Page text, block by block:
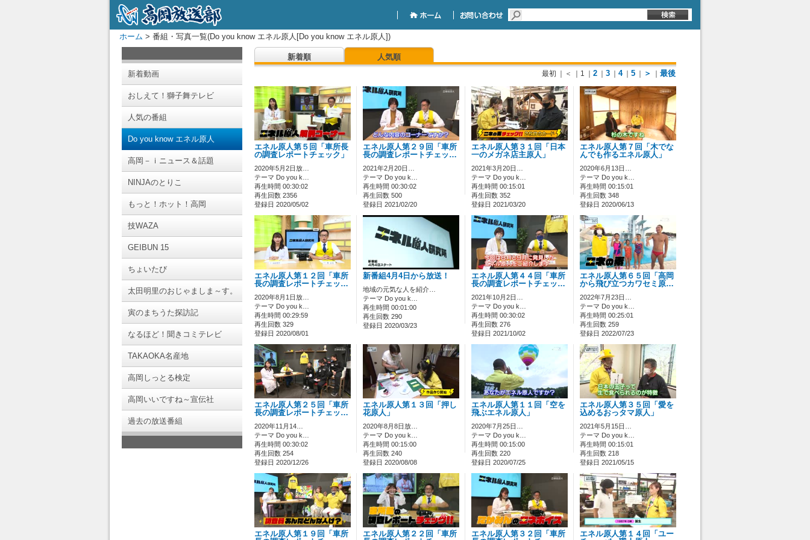
ホーム > 番組・写真一覧(Do you know エネル原人[Do you know エネル原人])
新着動画
おしえて！獅子舞テレビ
人気の番組
Do you know エネル原人
高岡－ｉニュース＆話題
NINJAのとりこ
もっと！ホット！高岡
技WAZA
GEIBUN 15
ちょいたび
太田明里のおじゃましま～す。
寅のまちうた探訪記
なるほど！聞きコミテレビ
TAKAOKA名産地
高岡しっとる検定
高岡いいですね～宣伝社
過去の放送番組
新着順 人気順
最初 ｜＜ ｜1 2 3 4 5 ＞ 最後
エネル原人第５回「車所長
の調査レポートチェック」
2020年5月2日放…
テーマ Do you k…
再生時間 00:30:02
再生回数 2356
登録日 2020/05/02
エネル原人第２９回「車所
長の調査レポートチェッ…
2021年2月20日…
テーマ Do you k…
再生時間 00:30:02
再生回数 500
登録日 2021/02/20
エネル原人第３１回「日本
一のメガネ店主原人」
2021年3月20日…
テーマ Do you k…
再生時間 00:15:01
再生回数 352
登録日 2021/03/20
エネル原人第７回「木でな
んでも作るエネル原人」
2020年6月13日…
テーマ Do you k…
再生時間 00:15:01
再生回数 348
登録日 2020/06/13
エネル原人第１２回「車所
長の調査レポートチェッ…
2020年8月1日放…
テーマ Do you k…
再生時間 00:29:59
再生回数 329
登録日 2020/08/01
新番組4月4日から放送！
地域の元気な人を紹介…
テーマ Do you k…
再生時間 00:01:00
再生回数 290
登録日 2020/03/23
エネル原人第４４回「車所
長の調査レポートチェッ…
2021年10月2日…
テーマ Do you k…
再生時間 00:30:02
再生回数 276
登録日 2021/10/02
エネル原人第６５回「高岡
から飛び立つカワセミ原…
2022年7月23日…
テーマ Do you k…
再生時間 00:25:01
再生回数 259
登録日 2022/07/23
エネル原人第２５回「車所
長の調査レポートチェッ…
2020年11月14…
テーマ Do you k…
再生時間 00:30:02
再生回数 254
登録日 2020/12/26
エネル原人第１３回「押し
花原人」
2020年8月8日放…
テーマ Do you k…
再生時間 00:15:00
再生回数 240
登録日 2020/08/08
エネル原人第１１回「空を
飛ぶエネル原人」
2020年7月25日…
テーマ Do you k…
再生時間 00:15:00
再生回数 220
登録日 2020/07/25
エネル原人第３５回「愛を
込めるおっタマ原人」
2021年5月15日…
テーマ Do you k…
再生時間 00:15:01
再生回数 218
登録日 2021/05/15
エネル原人第１９回「車所
エネル原人第２２回「車所
エネル原人第３２回「車所
エネル原人第１４回「ユー